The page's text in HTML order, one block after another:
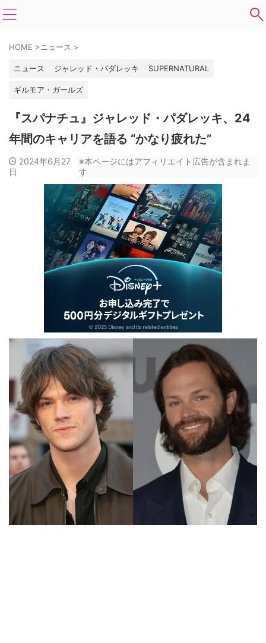
HOME >ニュース >
ニュース ジャレッド・パダレッキ SUPERNATURAL
ギルモア・ガールズ
『スパナチュ』ジャレッド・パダレッキ、24
年間のキャリアを語る “かなり疲れた”
2024年6月27
日
※本ページにはアフィリエイト広告が含まれま
す